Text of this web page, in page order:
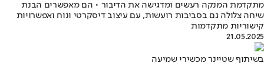
מתקדמת המנקה רעשים ומדגישה את הדיבור • הם מאפשרים הבנת
שיחה צלולה גם בסביבות רועשות, עם עיצוב דיסקרטי ונוח ואפשרויות
קישוריות מתקדמות
21.05.2025
בשיתוף שטיינר מכשירי שמיעה